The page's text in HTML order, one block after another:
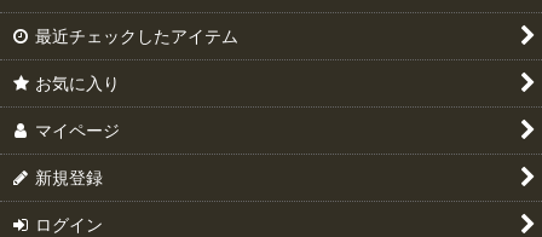
最近チェックしたアイテム
お気に入り
マイページ
新規登録
ログイン